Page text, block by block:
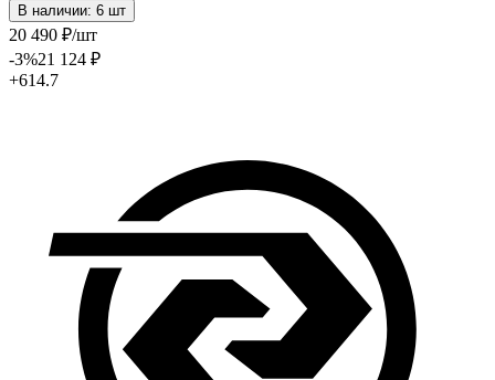
В наличии: 6 шт
20 490 ₽/шт
-3%21 124 ₽
+614.7